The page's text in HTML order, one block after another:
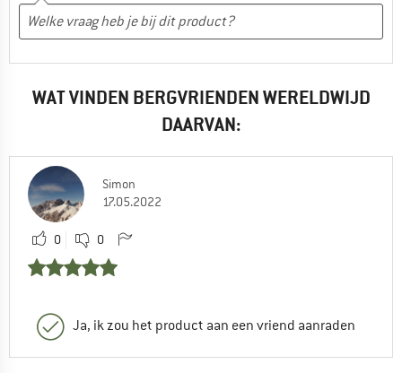
WAT VINDEN BERGVRIENDEN WERELDWIJD
DAARVAN:
Simon
17.05.2022
0 0
Ja, ik zou het product aan een vriend aanraden